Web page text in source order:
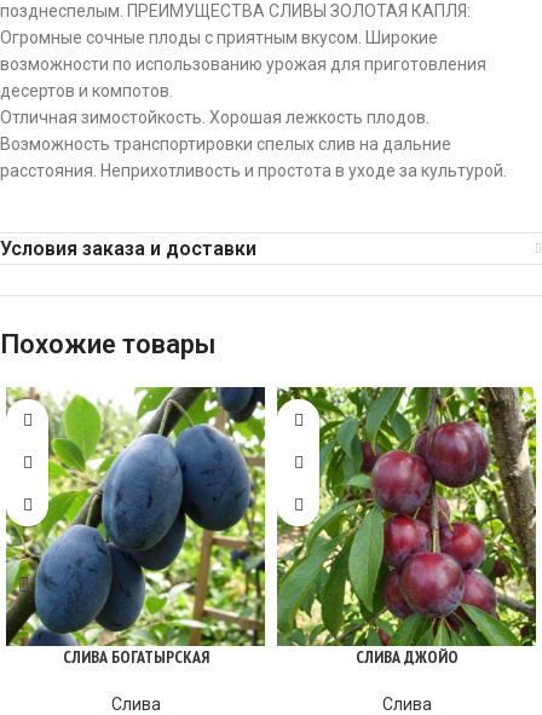
позднеспелым. ПРЕИМУЩЕСТВА СЛИВЫ ЗОЛОТАЯ КАПЛЯ:
Огромные сочные плоды с приятным вкусом. Широкие
возможности по использованию урожая для приготовления
десертов и компотов.
Отличная зимостойкость. Хорошая лежкость плодов.
Возможность транспортировки спелых слив на дальние
расстояния. Неприхотливость и простота в уходе за культурой.
Условия заказа и доставки
Похожие товары
СЛИВА БОГАТЫРСКАЯ
Слива
СЛИВА ДЖОЙО
Слива